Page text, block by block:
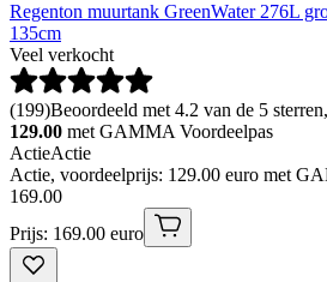
Regenton muurtank GreenWater 276L
135cm
Veel verkocht
(199)Beoordeeld met 4.2 van de 5
129.00 met GAMMA Voordeelpas
ActieActie
Actie, voordeelprijs: 129.00 euro met
169.00
Prijs: 169.00 euro